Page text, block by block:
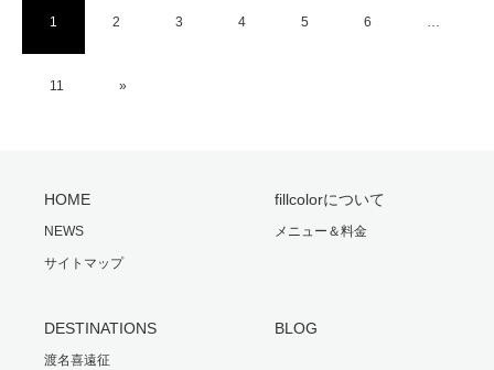
1 2 3 4 5 6 …
11 »
HOME
NEWS
サイトマップ
fillcolorについて
メニュー＆料金
DESTINATIONS
渡名喜遠征
BLOG